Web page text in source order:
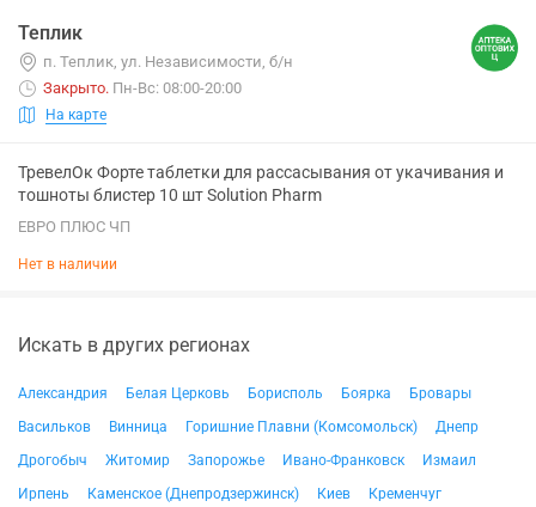
Теплик
п. Теплик, ул. Независимости, б/н
Закрыто. Пн-Вс: 08:00-20:00
На карте
ТревелОк Форте таблетки для рассасывания от укачивания и
тошноты блистер 10 шт Solution Pharm
ЕВРО ПЛЮС ЧП
Нет в наличии
Искать в других регионах
Александрия Белая Церковь Борисполь Боярка
Бровары
Васильков
Винница Горишние Плавни (Комсомольск)
Днепр
Дрогобыч
Житомир Запорожье Ивано-Франковск
Измаил
Ирпень
Каменское (Днепродзержинск) Киев
Кременчуг